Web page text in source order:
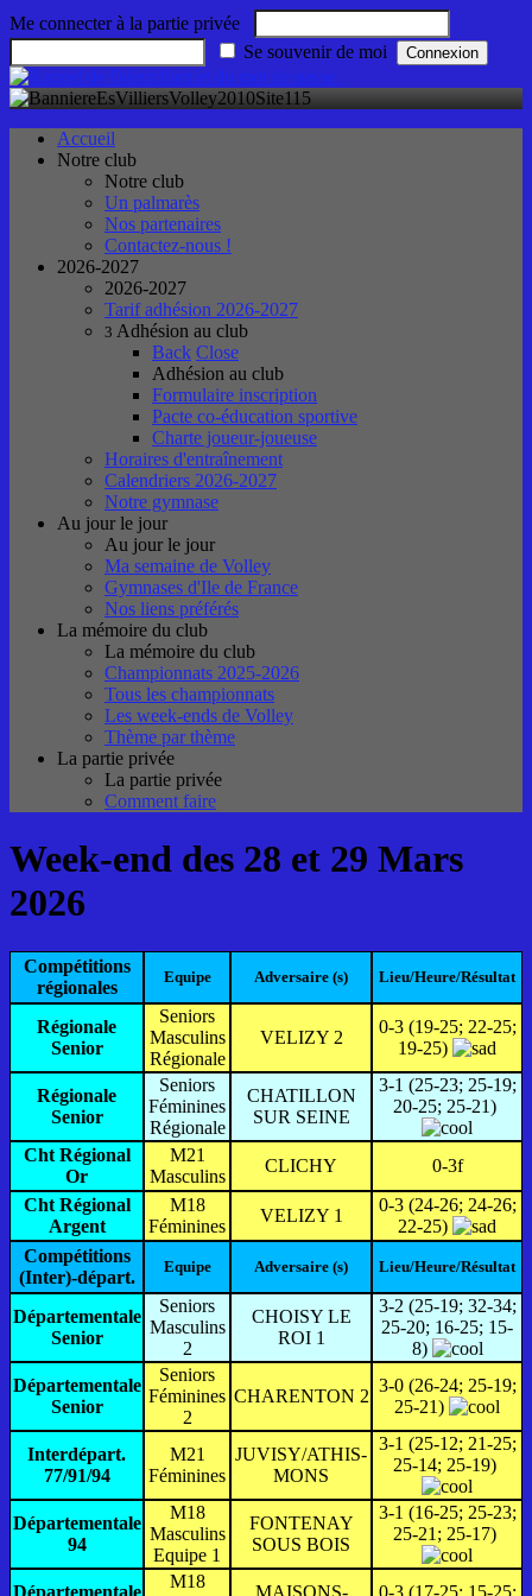
Me connecter à la partie privée
Se souvenir de moi
Accueil
Notre club
Notre club
Un palmarès
Nos partenaires
Contactez-nous !
2026-2027
2026-2027
Tarif adhésion 2026-2027
3 Adhésion au club
Back Close
Adhésion au club
Formulaire inscription
Pacte co-éducation sportive
Charte joueur-joueuse
Horaires d'entraînement
Calendriers 2026-2027
Notre gymnase
Au jour le jour
Au jour le jour
Ma semaine de Volley
Gymnases d'Ile de France
Nos liens préférés
La mémoire du club
La mémoire du club
Championnats 2025-2026
Tous les championnats
Les week-ends de Volley
Thème par thème
La partie privée
La partie privée
Comment faire
Week-end des 28 et 29 Mars
2026
Compétitions
régionales
Equipe Adversaire (s) Lieu/Heure/Résultat
Régionale
Senior
Seniors
Masculins
Régionale
VELIZY 2
0-3 (19-25; 22-25;
19-25)
Régionale
Senior
Seniors
Féminines
Régionale
CHATILLON
SUR SEINE
3-1 (25-23; 25-19;
20-25; 25-21)
Cht Régional
Or
M21
Masculins
CLICHY
0-3f
Cht Régional
Argent
M18
Féminines
VELIZY 1
0-3 (24-26; 24-26;
22-25)
Compétitions
(Inter)-départ.
Equipe Adversaire (s) Lieu/Heure/Résultat
Départementale
Senior
Seniors
Masculins
2
CHOISY LE
ROI 1
3-2 (25-19; 32-34;
25-20; 16-25; 15-
8)
Départementale
Senior
Seniors
Féminines
2
CHARENTON 2
3-0 (26-24; 25-19;
25-21)
Interdépart.
77/91/94
M21
Féminines
JUVISY/ATHIS-
MONS
3-1 (25-12; 21-25;
25-14; 25-19)
Départementale
94
M18
Masculins
Equipe 1
FONTENAY
SOUS BOIS
3-1 (16-25; 25-23;
25-21; 25-17)
Départementale
M18
MAISONS- 0-3 (17-25; 15-25;